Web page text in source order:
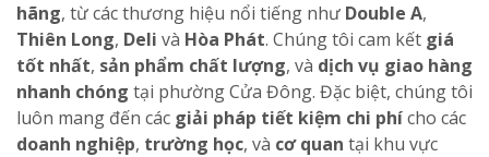
hãng, từ các thương hiệu nổi tiếng như Double A,
Thiên Long, Deli và Hòa Phát. Chúng tôi cam kết giá
tốt nhất, sản phẩm chất lượng, và dịch vụ giao hàng
nhanh chóng tại phường Cửa Đông. Đặc biệt, chúng tôi
luôn mang đến các giải pháp tiết kiệm chi phícho các
doanh nghiệp, trường học, và cơ quan tại khu vực